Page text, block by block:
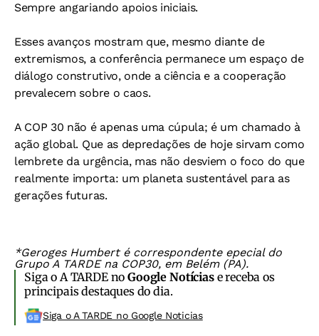
Sempre angariando apoios iniciais.
Esses avanços mostram que, mesmo diante de
extremismos, a conferência permanece um espaço de
diálogo construtivo, onde a ciência e a cooperação
prevalecem sobre o caos.
A COP 30 não é apenas uma cúpula; é um chamado à
ação global. Que as depredações de hoje sirvam como
lembrete da urgência, mas não desviem o foco do que
realmente importa: um planeta sustentável para as
gerações futuras.
*Geroges Humbert é correspondente epecial do
Grupo A TARDE na COP30, em Belém (PA).
Siga o A TARDE noGoogle Notíciase receba os
principais destaques do dia.
Siga o A TARDE no Google Noticias